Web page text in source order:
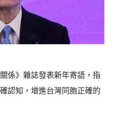
係》雜誌發表新年寄語，指
認知，增進台灣同胞正確的